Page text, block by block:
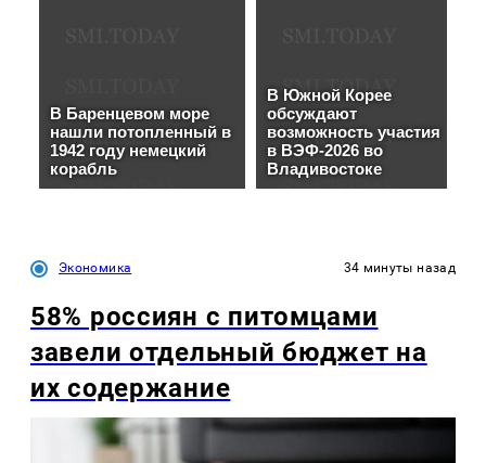
Экономика 34 минуты назад
58% россиян с питомцами
завели отдельный бюджет на
их содержание